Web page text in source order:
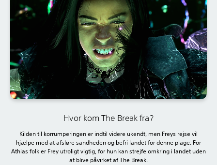
Hvor kom The Break fra?
Kilden til korrumperingen er indtil videre ukendt, men Freys rejse vil
hjælpe med at afsløre sandheden og befri landet for denne plage. For
Athias folk er Frey utroligt vigtig, for hun kan strejfe omkring i landet uden
at blive påvirket af The Break.